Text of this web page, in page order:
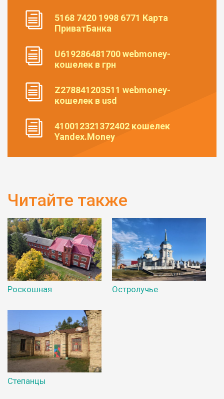
5168 7420 1998 6771 Карта
ПриватБанка
U619286481700 webmoney-
кошелек в грн
Z278841203511 webmoney-
кошелек в usd
410012321372402 кошелек
Yandex.Money
Читайте также
Роскошная Остролучье
Степанцы